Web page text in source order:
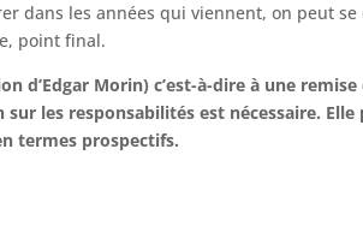
dans les années qui viennent, on peut
point final.
Morin) c’est-à-dire à une remise
les responsabilités est nécessaire.
termes prospectifs.